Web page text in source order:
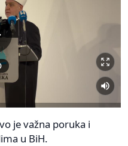
je važna poruka i
u BiH.